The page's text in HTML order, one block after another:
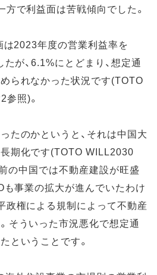
方で利益面は苦戦傾向でした。
2023年度の営業利益率を
が、6.1%にとどまり、想定通
られなかった状況です(TOTO
照)。
たのかというと、それは中国大
期化です(TOTO WILL2030
の中国では不動産建設が旺盛
も事業の拡大が進んでいたわけ
政権による規制によって不動産
そういった市況悪化で想定通
ということです。